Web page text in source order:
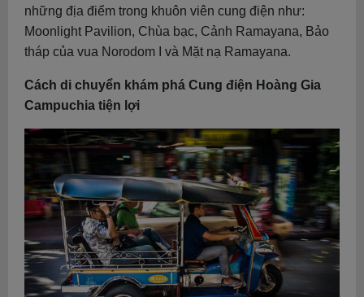
những địa điểm trong khuôn viên cung điện như:
Moonlight Pavilion, Chùa bạc, Cảnh Ramayana, Bảo
tháp của vua Norodom I và Mặt nạ Ramayana.
Cách di chuyển khám phá Cung điện Hoàng Gia
Campuchia tiện lợi